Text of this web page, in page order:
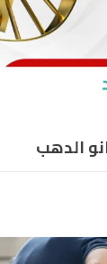
الدهب